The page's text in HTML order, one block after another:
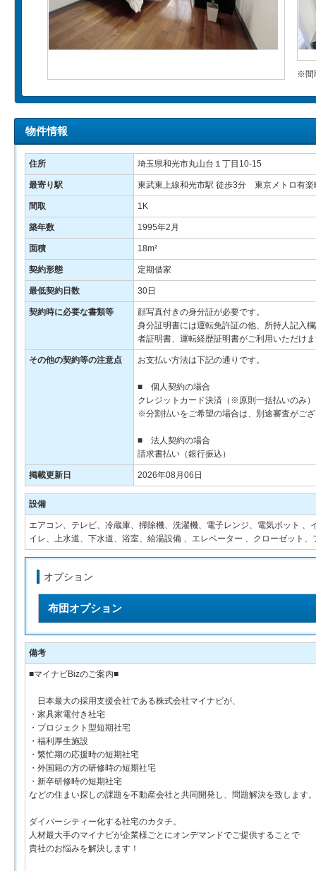
※間
物件情報
住所 埼玉県和光市丸山台１丁目10-15
最寄り駅 東武東上線和光市駅 徒歩3分 東京メトロ有
間取 1K
築年数 1995年2月
面積 18m²
契約形態 定期借家
最低契約日数 30日
契約時に必要な書類等
顔写真付きの身分証が必要です。
身分証明書には運転免許証の他、所持人記入
者証明書、運転経歴証明書がご利用いただけ
その他の契約等の注意点 お支払い方法は下記の通りです。
■ 個人契約の場合
クレジットカード決済（※原則一括払いのみ）
※分割払いをご希望の場合は、別途審査がご
■ 法人契約の場合
請求書払い（銀行振込）
掲載更新日 2026年08月06日
設備
エアコン、テレビ、冷蔵庫、掃除機、洗濯機、電子レンジ、電気ポット
イレ、上水道、下水道、浴室、給湯設備 、エレベーター 、クローゼット
オプション
布団オプション
備考
■マイナビBizのご案内■
日本最大の採用支援会社である株式会社マイナビが、
・家具家電付き社宅
・プロジェクト型短期社宅
・福利厚生施設
・繁忙期の応援時の短期社宅
・外国籍の方の研修時の短期社宅
・新卒研修時の短期社宅
などの住まい探しの課題を不動産会社と共同開発し、問題解決を致します。
ダイバーシティー化する社宅のカタチ。
人材最大手のマイナビが企業様ごとにオンデマンドでご提供することで
貴社のお悩みを解決します！